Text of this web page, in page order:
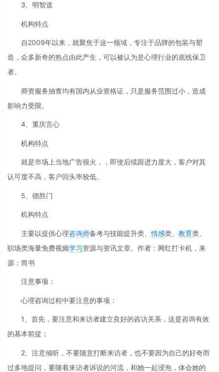
3、明智道
机构特点
自2009年以来，就聚焦于这一领域，专注于品牌的包装与塑
造，众多新奇的热点由此产生，可以被认为是心理行业的底线保卫
者。
师资服务抽查均有国内从业资格证，只是服务范围过小，造成
影响力受限。
4、重庆言心
机构特点
就是市场上当地广告很火，，即使后续跟进力度大，客户对其
认可度不高，客户回头率较低。
5、德胜门
机构特点
主要以提供心理咨询师备考与技能提升类、情感类、 教育类、
职场类海量免费视频学习资源与资讯文章。作者：网红打卡机，来
源：简书
注意事项：
心理咨询过程中要注意的事项：
1、首先，要注意和来访者建立良好的咨访关系，这是咨询有效
的基本前提；
2、注意倾听，不要随意打断来访者，也不要因为自己的好奇而
过多地提问，要随着来访者诉说的河流，和她一起浸泡，体会她的